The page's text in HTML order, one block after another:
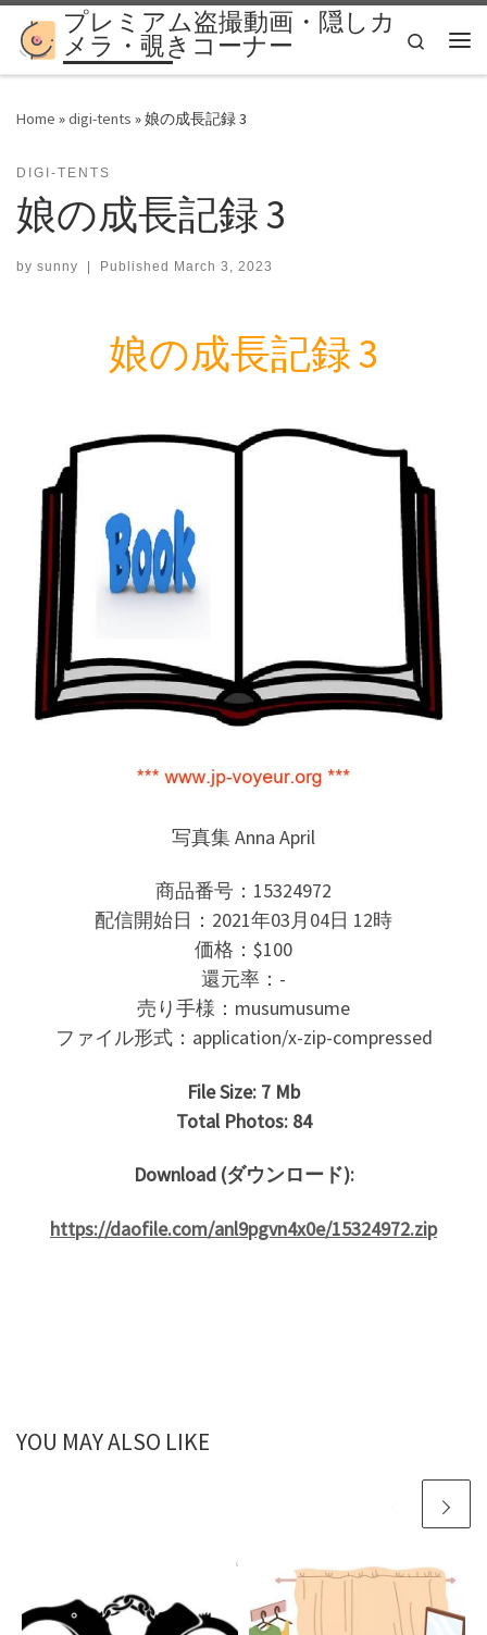
Skip to content
プレミアム盗撮動画・隠しカ
メラ・覗きコーナー
Search
Home »digi-tents »娘の成長記録 3
DIGI-TENTS
娘の成長記録 3
by sunny Published March 3, 2023
娘の成長記録 3
写真集 Anna April
商品番号：15324972
配信開始日：2021年03月04日 12時
価格：$100
還元率：-
売り手様：musumusume
ファイル形式：application/x-zip-compressed
File Size: 7 Mb
Total Photos: 84
Download (ダウンロード):
https://daofile.com/anl9pgvn4x0e/15324972.zip
YOU MAY ALSO LIKE